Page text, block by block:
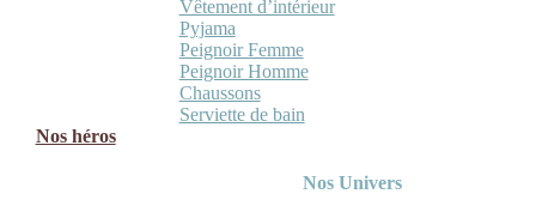
Vêtement d’intérieur
Pyjama
Peignoir Femme
Peignoir Homme
Chaussons
Serviette de bain
Nos héros
Nos Univers